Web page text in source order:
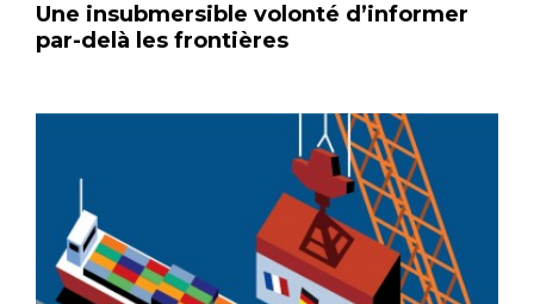
Une insubmersible volonté d’informer
par-delà les frontières